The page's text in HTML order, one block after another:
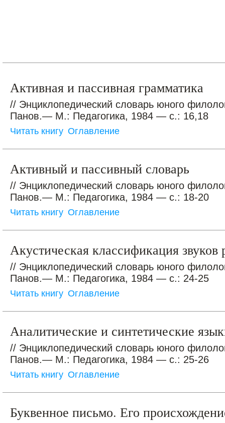
Активная и пассивная грамматика
// Энциклопедический словарь юного
Панов.— М.: Педагогика, 1984 — с.: 16,18
Читать книгу Оглавление
Активный и пассивный словарь
// Энциклопедический словарь юного
Панов.— М.: Педагогика, 1984 — с.: 18-20
Читать книгу Оглавление
Акустическая классификация звуков
// Энциклопедический словарь юного
Панов.— М.: Педагогика, 1984 — с.: 24-25
Читать книгу Оглавление
Аналитические и синтетические
// Энциклопедический словарь юного
Панов.— М.: Педагогика, 1984 — с.: 25-26
Читать книгу Оглавление
Буквенное письмо. Его